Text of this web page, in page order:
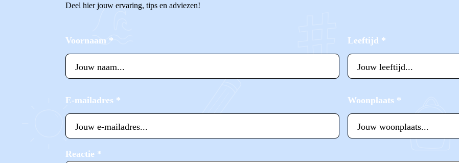
Deel hier jouw ervaring, tips en adviezen!
Voornaam * Leeftijd *
E-mailadres * Woonplaats *
Reactie *